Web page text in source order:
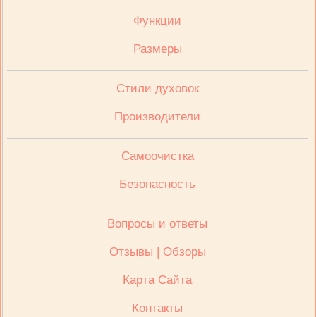
Функции
Размеры
Стили духовок
Производители
Cамоочистка
Безопасность
Вопросы и ответы
Отзывы | Обзоры
Карта Сайта
Контакты